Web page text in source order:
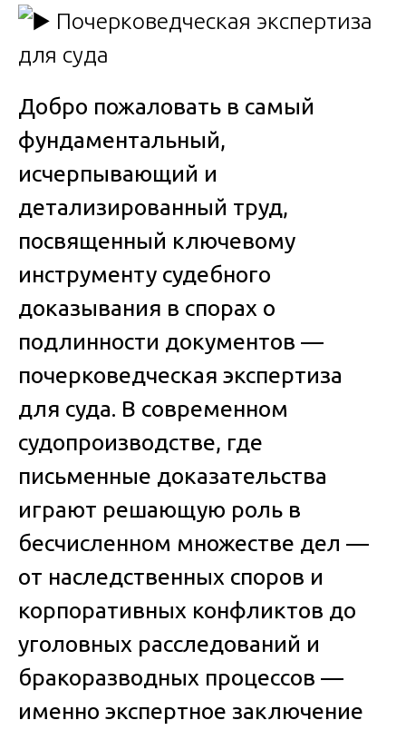
Добро пожаловать в самый
фундаментальный,
исчерпывающий и
детализированный труд,
посвященный ключевому
инструменту судебного
доказывания в спорах о
подлинности документов —
почерковедческая экспертиза
для суда. В современном
судопроизводстве, где
письменные доказательства
играют решающую роль в
бесчисленном множестве дел —
от наследственных споров и
корпоративных конфликтов до
уголовных расследований и
бракоразводных процессов —
именно экспертное заключение